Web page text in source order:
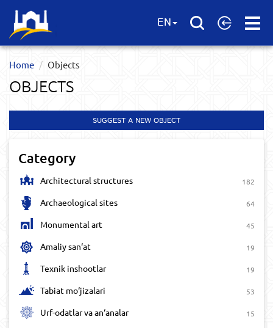
Open
EN
Home Objects
OBJECTS
SUGGEST A NEW OBJECT
Category
Architectural structures 182
Archaeological sites 64
Monumental art 45
Amaliy san‘at 19
Texnik inshootlar 19
Tabiat mo‘jizalari 53
Urf-odatlar va an‘analar 15